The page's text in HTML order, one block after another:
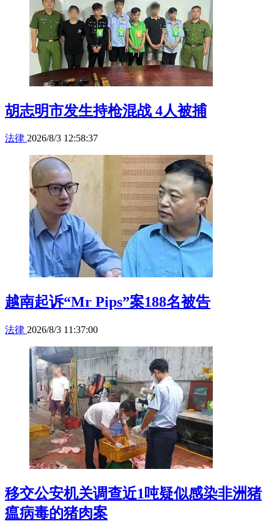
胡志明市发生持枪混战 4人被捕
法律 2026/8/3 12:58:37
越南起诉“Mr Pips”案188名被告
法律 2026/8/3 11:37:00
移交公安机关调查近1吨疑似感染非洲猪
瘟病毒的猪肉案